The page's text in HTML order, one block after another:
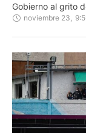
Gobierno al grito
reformas
noviembre 23